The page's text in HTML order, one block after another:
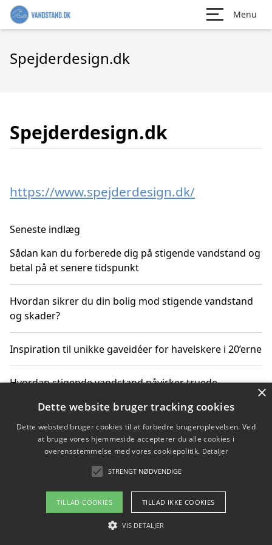
Menu
Spejderdesign.dk
Spejderdesign.dk
https://www.spejderdesign.dk/
Seneste indlæg
Sådan kan du forberede dig på stigende vandstand og
betal på et senere tidspunkt
Hvordan sikrer du din bolig mod stigende vandstand
og skader?
Inspiration til unikke gaveidéer for havelskere i 20’erne
Hvordan stigende vandstand påvirker truede
Sådan vælger du de bedste vandrerygsække til
vandreture i Danmark
Copyright 2026 - Pilanto Aps
Om / kontakt
×
Dette website bruger tracking cookies
Dette websted bruger cookies til at forbedre brugeroplevelsen. Ved
at bruge vores hjemmeside accepterer du alle cookies i
overensstemmelse med vores cookiepolitik. Detaljer
STRENGT NØDVENDIGE
TILLAD COOKIES TILLAD IKKE COOKIES
VIS DETALJER